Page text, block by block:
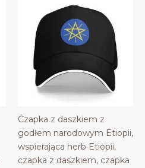
Czapka z daszkiem z
godłem narodowym Etiopii,
wspierająca herb Etiopii,
czapka z daszkiem, czapka